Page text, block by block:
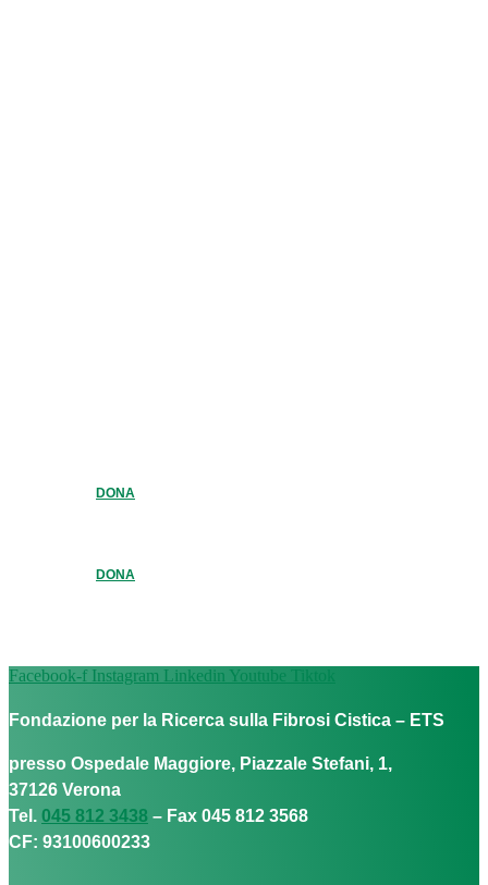
DONA
DONA
Facebook-f Instagram Linkedin Youtube Tiktok
Fondazione per la Ricerca sulla Fibrosi Cistica – ETS
presso Ospedale Maggiore, Piazzale Stefani, 1,
37126 Verona
Tel. 045 812 3438 – Fax 045 812 3568
CF: 93100600233